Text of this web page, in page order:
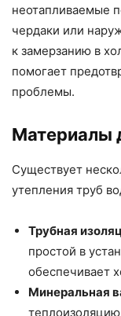
неотапливаемые
чердаки или
к замерзанию в
помогает
проблемы.
Материалы
Существует
утепления труб
Трубная
простой в
обеспечивает
Минеральная